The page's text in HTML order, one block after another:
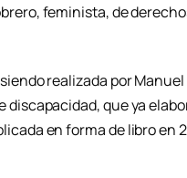
feminista, de
realizada por
discapacidad, que ya
en forma de libro en